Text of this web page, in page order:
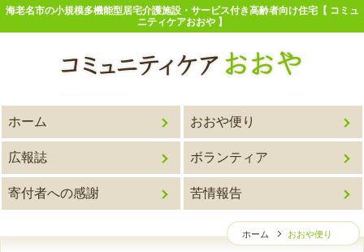
海老名市の小規模多機能型居宅介護施設・サービス付き高齢者向け住宅【 コミュ
ニティケアおおや 】
ホーム おおや便り
広報誌 ボランティア
寄付者への感謝 苦情報告
ホーム おおや便り